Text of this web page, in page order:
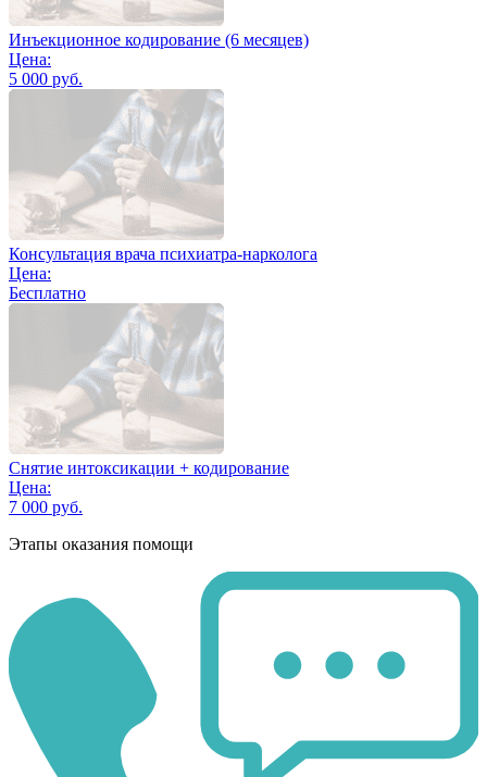
Инъекционное кодирование (6 месяцев)
Цена:
5 000 руб.
Консультация врача психиатра-нарколога
Цена:
Бесплатно
Снятие интоксикации + кодирование
Цена:
7 000 руб.
Этапы оказания помощи